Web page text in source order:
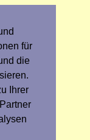
für
die
Ihrer